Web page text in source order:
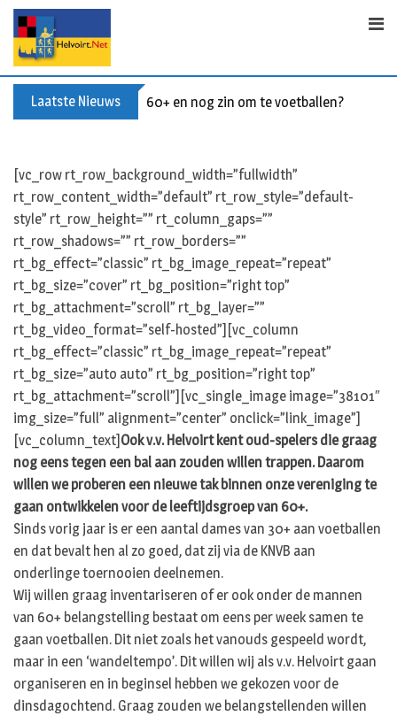
Skip
content
Laatste Nieuws 60+ en nog zin om te voetballen? Kom
[vc_row rt_row_background_width=”fullwidth”
rt_row_content_width=”default” rt_row_style=”default-
style” rt_row_height=”” rt_column_gaps=””
rt_row_shadows=”” rt_row_borders=””
rt_bg_effect=”classic” rt_bg_image_repeat=”repeat”
rt_bg_size=”cover” rt_bg_position=”right top”
rt_bg_attachment=”scroll” rt_bg_layer=””
rt_bg_video_format=”self-hosted”][vc_column
rt_bg_effect=”classic” rt_bg_image_repeat=”repeat”
rt_bg_size=”auto auto” rt_bg_position=”right top”
rt_bg_attachment=”scroll”][vc_single_image image=”38101″
img_size=”full” alignment=”center” onclick=”link_image”]
[vc_column_text] Ook v.v. Helvoirt kent oud-spelers die graag
nog eens tegen een bal aan zouden willen trappen. Daarom
willen we proberen een nieuwe tak binnen onze vereniging te
gaan ontwikkelen voor de leeftijdsgroep van 60+.
Sinds vorig jaar is er een aantal dames van 30+ aan voetballen
en dat bevalt hen al zo goed, dat zij via de KNVB aan
onderlinge toernooien deelnemen.
Wij willen graag inventariseren of er ook onder de mannen
van 60+ belangstelling bestaat om eens per week samen te
gaan voetballen. Dit niet zoals het vanouds gespeeld wordt,
maar in een ‘wandeltempo’. Dit willen wij als v.v. Helvoirt gaan
organiseren en in beginsel hebben we gekozen voor de
dinsdagochtend. Graag zouden we belangstellenden willen